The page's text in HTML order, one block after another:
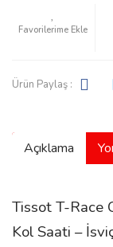
Ürün Paylaş :
Açıklama
Tissot T-Race
Kol Saati –